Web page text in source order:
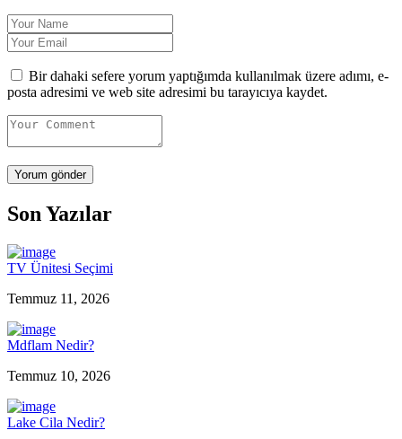
Bir dahaki sefere yorum yaptığımda kullanılmak üzere adımı, e-
posta adresimi ve web site adresimi bu tarayıcıya kaydet.
Son Yazılar
TV Ünitesi Seçimi
Temmuz 11, 2026
Mdflam Nedir?
Temmuz 10, 2026
Lake Cila Nedir?